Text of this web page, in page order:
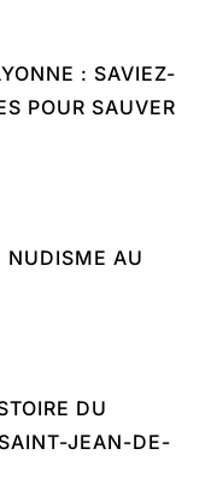
: SAVIEZ-
POUR SAUVER
NUDISME AU
DU
JEAN-DE-